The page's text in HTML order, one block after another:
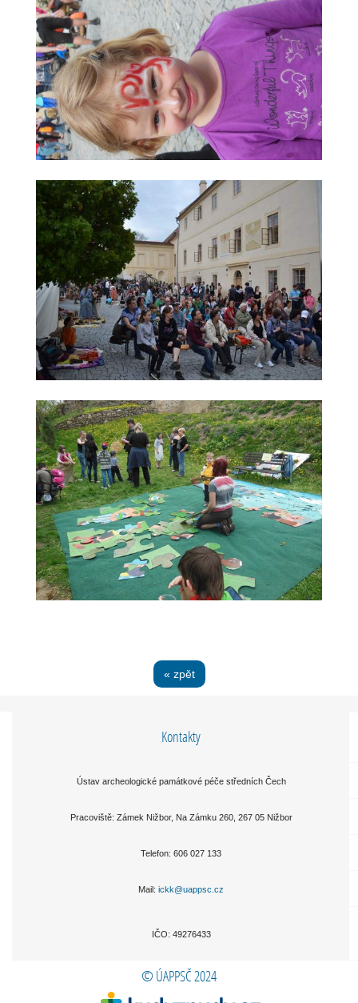
« zpět
Kontakty
Ústav archeologické památkové péče středních Čech
Pracoviště: Zámek Nižbor, Na Zámku 260, 267 05 Nižbor
Telefon: 606 027 133
Mail: ickk@uappsc.cz
IČO: 49276433
© ÚAPPSČ 2024